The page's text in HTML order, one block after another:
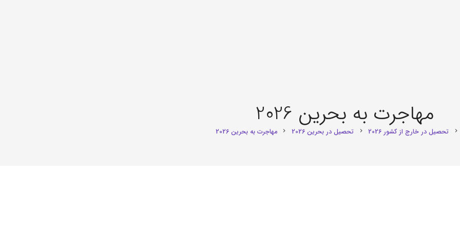
مهاجرت به بحرین 2026
chevron_right تحصیل در خارج از کشور 2026 chevron_right تحصیل در بحرین 2026 chevron_right مهاجرت به بحرین 2026